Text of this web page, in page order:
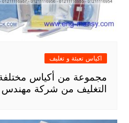
اكياس تعبئة و تغليف
مجموعة من أكياس
التغليف من شركة